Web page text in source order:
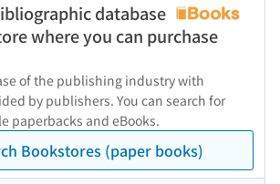
database
where you can purchase
of the publishing industry with
by publishers. You can search for
paperbacks and eBooks.
Bookstores (paper books)